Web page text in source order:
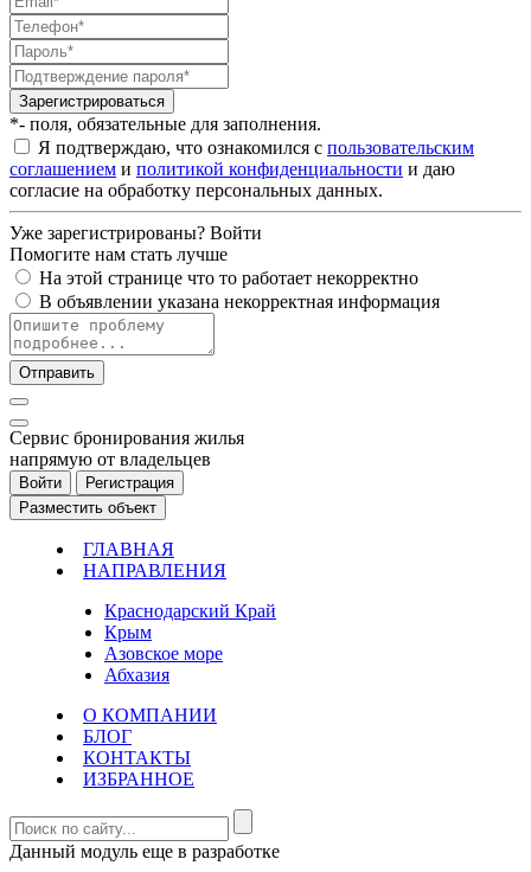
Зарегистрироваться
*- поля, обязательные для заполнения.
Я подтверждаю, что ознакомился с пользовательским
соглашением и политикой конфиденциальности и даю
согласие на обработку персональных данных.
Уже зарегистрированы? Войти
Помогите нам стать лучше
На этой странице что то работает некорректно
В объявлении указана некорректная информация
Отправить
Cервис бронирования жилья
напрямую от владельцев
Войти
Регистрация
Разместить объект
ГЛАВНАЯ
НАПРАВЛЕНИЯ
Краснодарский Край
Крым
Азовское море
Абхазия
О КОМПАНИИ
БЛОГ
КОНТАКТЫ
ИЗБРАННОЕ
Данный модуль еще в разработке